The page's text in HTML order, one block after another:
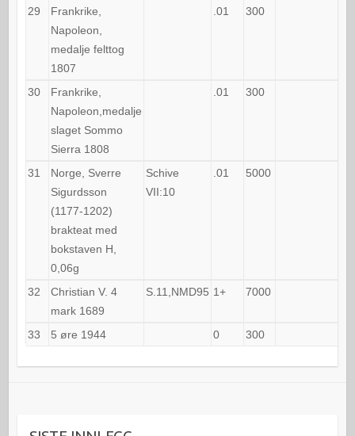
29
Frankrike,
Napoleon,
medalje felttog
1807
.01 300
30
Frankrike,
Napoleon,medalje
slaget Sommo
Sierra 1808
.01 300
31
Norge, Sverre
Sigurdsson
(1177-1202)
brakteat med
bokstaven H,
0,06g
Schive
VII:10
.01 5000
32
Christian V. 4
mark 1689
S.11,NMD95 1+ 7000
33 5 øre 1944 0 300